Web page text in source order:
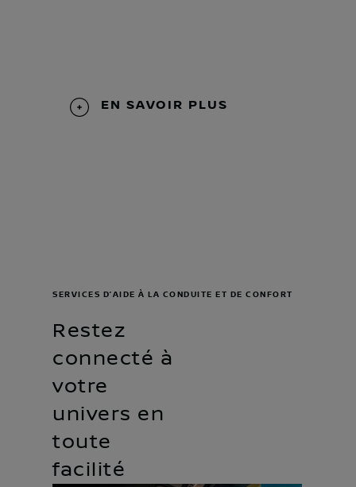
EN SAVOIR PLUS
Restez
connecté à
votre
univers en
toute
facilité
SERVICES D’AIDE À LA CONDUITE ET DE CONFORT